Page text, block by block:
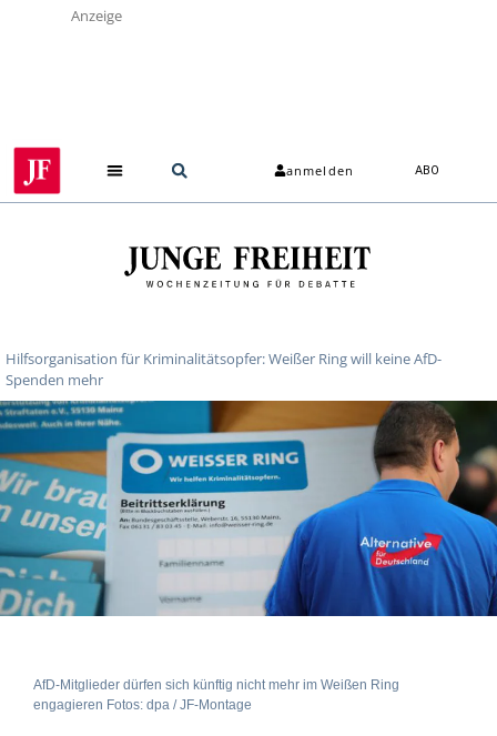
Anzeige
anmelden ABO
Hilfsorganisation für Kriminalitätsopfer: Weißer Ring will keine AfD-
Spenden mehr
AfD-Mitglieder dürfen sich künftig nicht mehr im Weißen Ring
engagieren Fotos: dpa / JF-Montage